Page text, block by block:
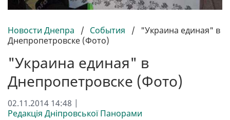
Новости Днепра / События /
"Украина единая" в
Днепропетровске (Фото)
"Украина единая" в
Днепропетровске (Фото)
02.11.2014 14:48 |
Редакція Дніпровської Панорами